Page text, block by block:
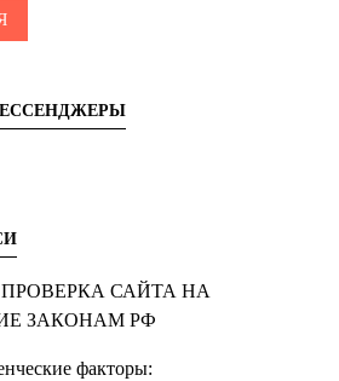
САЙТА НА
ЗАКОНАМ РФ
факторы: